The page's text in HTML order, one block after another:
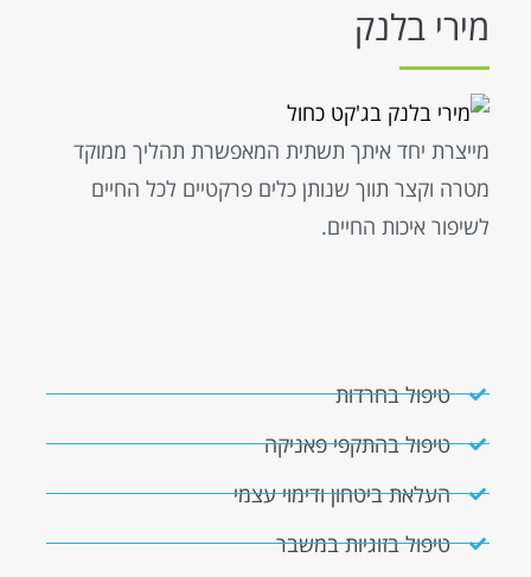
מירי בלנק
מייצרת יחד איתך תשתית המאפשרת תהליך ממוקד
מטרה וקצר תווך שנותן כלים פרקטיים לכל החיים
לשיפור איכות החיים.
טיפול בחרדות
טיפול בהתקפי פאניקה
העלאת ביטחון ודימוי עצמי
טיפול בזוגיות במשבר